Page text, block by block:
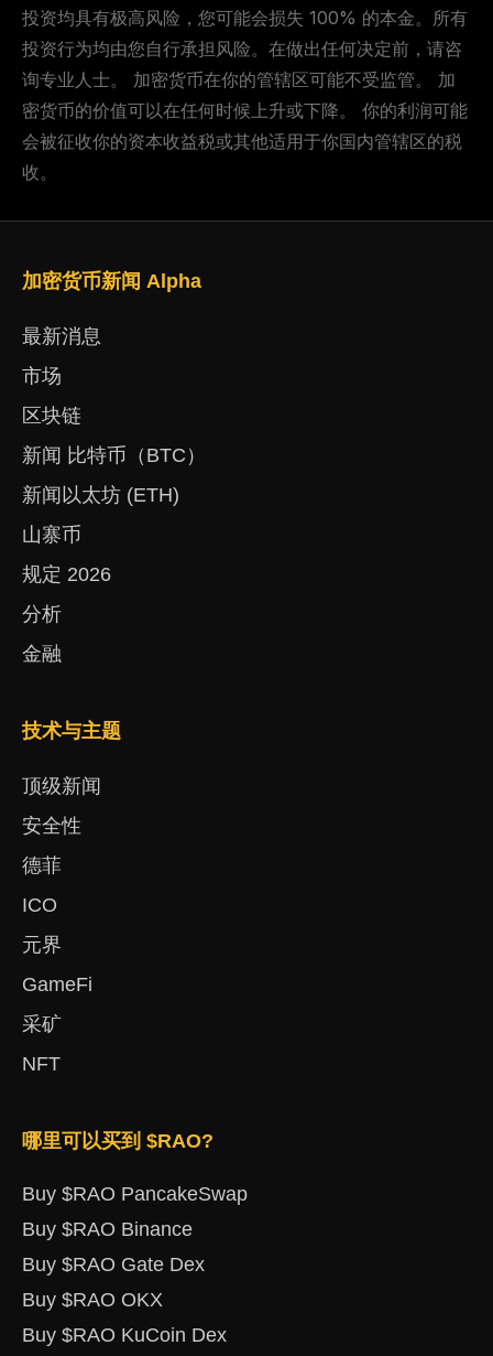
投资均具有极高风险，您可能会损失 100% 的本金。所有
投资行为均由您自行承担风险。在做出任何决定前，请咨
询专业人士。 加密货币在你的管辖区可能不受监管。 加
密货币的价值可以在任何时候上升或下降。 你的利润可能
会被征收你的资本收益税或其他适用于你国内管辖区的税
收。
加密货币新闻 Alpha
最新消息
市场
区块链
新闻 比特币（BTC）
新闻以太坊 (ETH)
山寨币
规定 2026
分析
金融
技术与主题
顶级新闻
安全性
德菲
ICO
元界
GameFi
采矿
NFT
哪里可以买到 $RAO?
Buy $RAO PancakeSwap
Buy $RAO Binance
Buy $RAO Gate Dex
Buy $RAO OKX
Buy $RAO KuCoin Dex